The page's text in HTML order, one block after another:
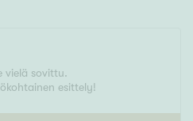
vielä sovittu.
esittely!